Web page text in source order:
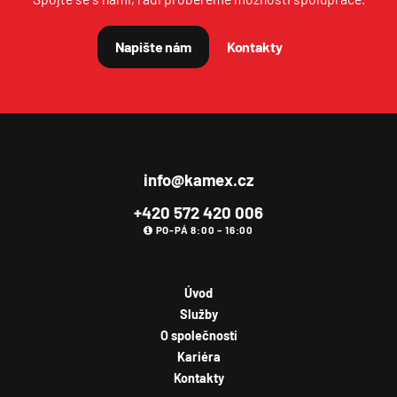
Napište nám Kontakty
TELEFON
zpracováním osobních údajů
info@kamex.cz
+420 572 420 006
PO-PÁ 8:00 – 16:00
Úvod
Služby
O společnosti
Kariéra
Kontakty